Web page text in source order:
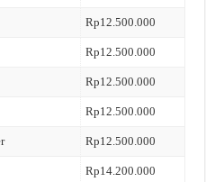
Rp12.500.000
Rp12.500.000
Rp12.500.000
Rp12.500.000
Rp12.500.000
Rp14.200.000